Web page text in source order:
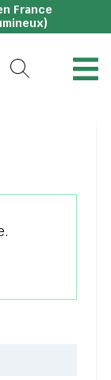
France